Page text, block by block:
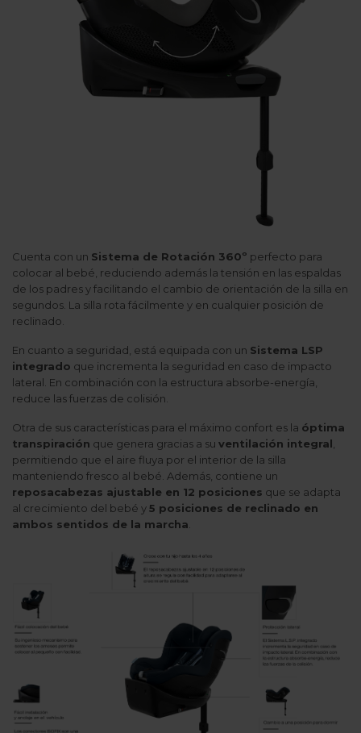
Cuenta con un Sistema de Rotación 360º perfecto para
colocar al bebé, reduciendo además la tensión en las espaldas
de los padres y facilitando el cambio de orientación de la silla en
segundos. La silla rota fácilmente y en cualquier posición de
reclinado.
En cuanto a seguridad, está equipada con un Sistema LSP
integrado que incrementa la seguridad en caso de impacto
lateral. En combinación con la estructura absorbe-energía,
reduce las fuerzas de colisión.
Otra de sus características para el máximo confort es la óptima
transpiración que genera gracias a su ventilación integral
permitiendo que el aire fluya por el interior de la silla
manteniendo fresco al bebé. Además, contiene un
reposacabezas ajustable en 12 posiciones que se adapta
al crecimiento del bebé y5 posiciones de reclinado en
ambos sentidos de la marcha